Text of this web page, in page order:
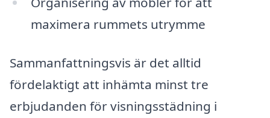
maximera rummets utrymme
Sammanfattningsvis är det alltid
fördelaktigt att inhämta minst tre
erbjudanden för visningsstädning i